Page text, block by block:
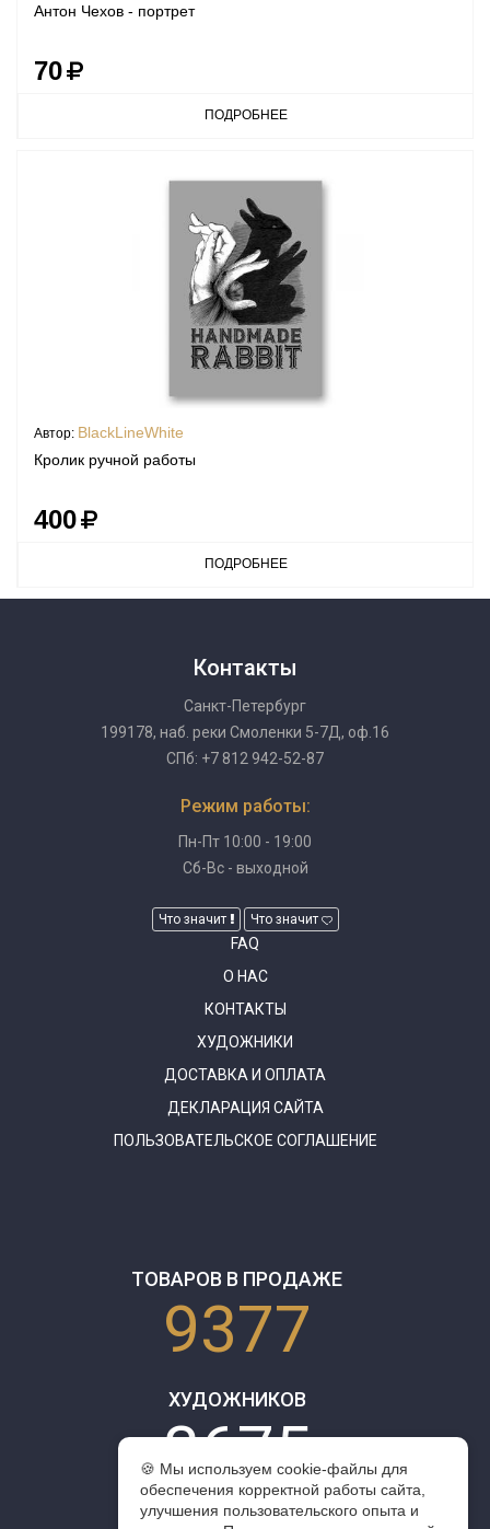
Антон Чехов - портрет
70
ПОДРОБНЕЕ
Автор: BlackLineWhite
Кролик ручной работы
400
ПОДРОБНЕЕ
Контакты
Санкт-Петербург
199178, наб. реки Смоленки 5-7Д, оф.16
СПб: +7 812 942-52-87
Режим работы:
Пн-Пт 10:00 - 19:00
Сб-Вс - выходной
Что значит Что значит
FAQ
О НАС
КОНТАКТЫ
ХУДОЖНИКИ
ДОСТАВКА И ОПЛАТА
ДЕКЛАРАЦИЯ САЙТА
ПОЛЬЗОВАТЕЛЬСКОЕ СОГЛАШЕНИЕ
ТОВАРОВ В ПРОДАЖЕ
9377
ХУДОЖНИКОВ
3675
🍪 Мы используем cookie-файлы для
обеспечения корректной работы сайта,
улучшения пользовательского опыта и